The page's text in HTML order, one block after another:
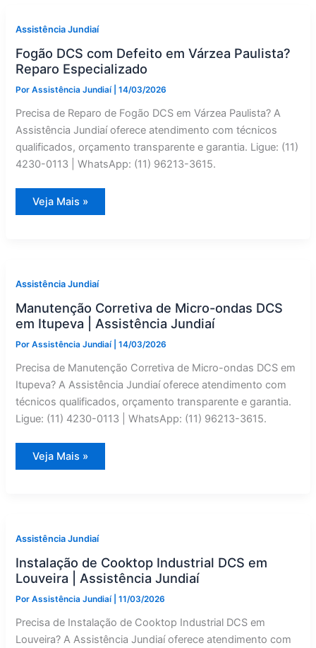
Louveira
|
Assistência
Jundiaí
Assistência Jundiaí
Fogão DCS com Defeito em Várzea Paulista?
Reparo Especializado
PorAssistência Jundiaí |14/03/2026
Precisa de Reparo de Fogão DCS em Várzea Paulista? A
Assistência Jundiaí oferece atendimento com técnicos
qualificados, orçamento transparente e garantia. Ligue: (11)
4230-0113 | WhatsApp: (11) 96213-3615.
Fogão
DCS
Especializado
Veja Mais »
Assistência Jundiaí
Manutenção Corretiva de Micro-ondas DCS
em Itupeva | Assistência Jundiaí
PorAssistência Jundiaí |14/03/2026
Precisa de Manutenção Corretiva de Micro-ondas DCS em
Itupeva? A Assistência Jundiaí oferece atendimento com
técnicos qualificados, orçamento transparente e garantia.
Ligue: (11) 4230-0113 | WhatsApp: (11) 96213-3615.
Manutenção
Corretiva
|
Assistência
Jundiaí
Veja Mais »
Assistência Jundiaí
Instalação de Cooktop Industrial DCS em
Louveira | Assistência Jundiaí
PorAssistência Jundiaí |11/03/2026
Precisa de Instalação de Cooktop Industrial DCS em
Louveira? A Assistência Jundiaí oferece atendimento com